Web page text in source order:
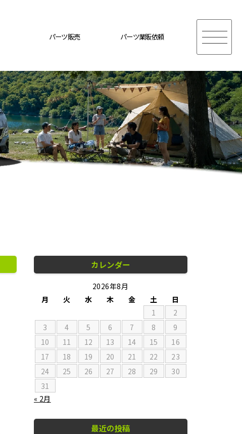
パーツ販売 パーツ業販依頼
カレンダー
2026年8月
月
火 水 木 金 土
日
1
2
3
4 5 6 7 8
9
10
11 12 13 14 15
16
17
18 19 20 21 22
23
24
25 26 27 28 29
30
31
« 2月
最近の投稿